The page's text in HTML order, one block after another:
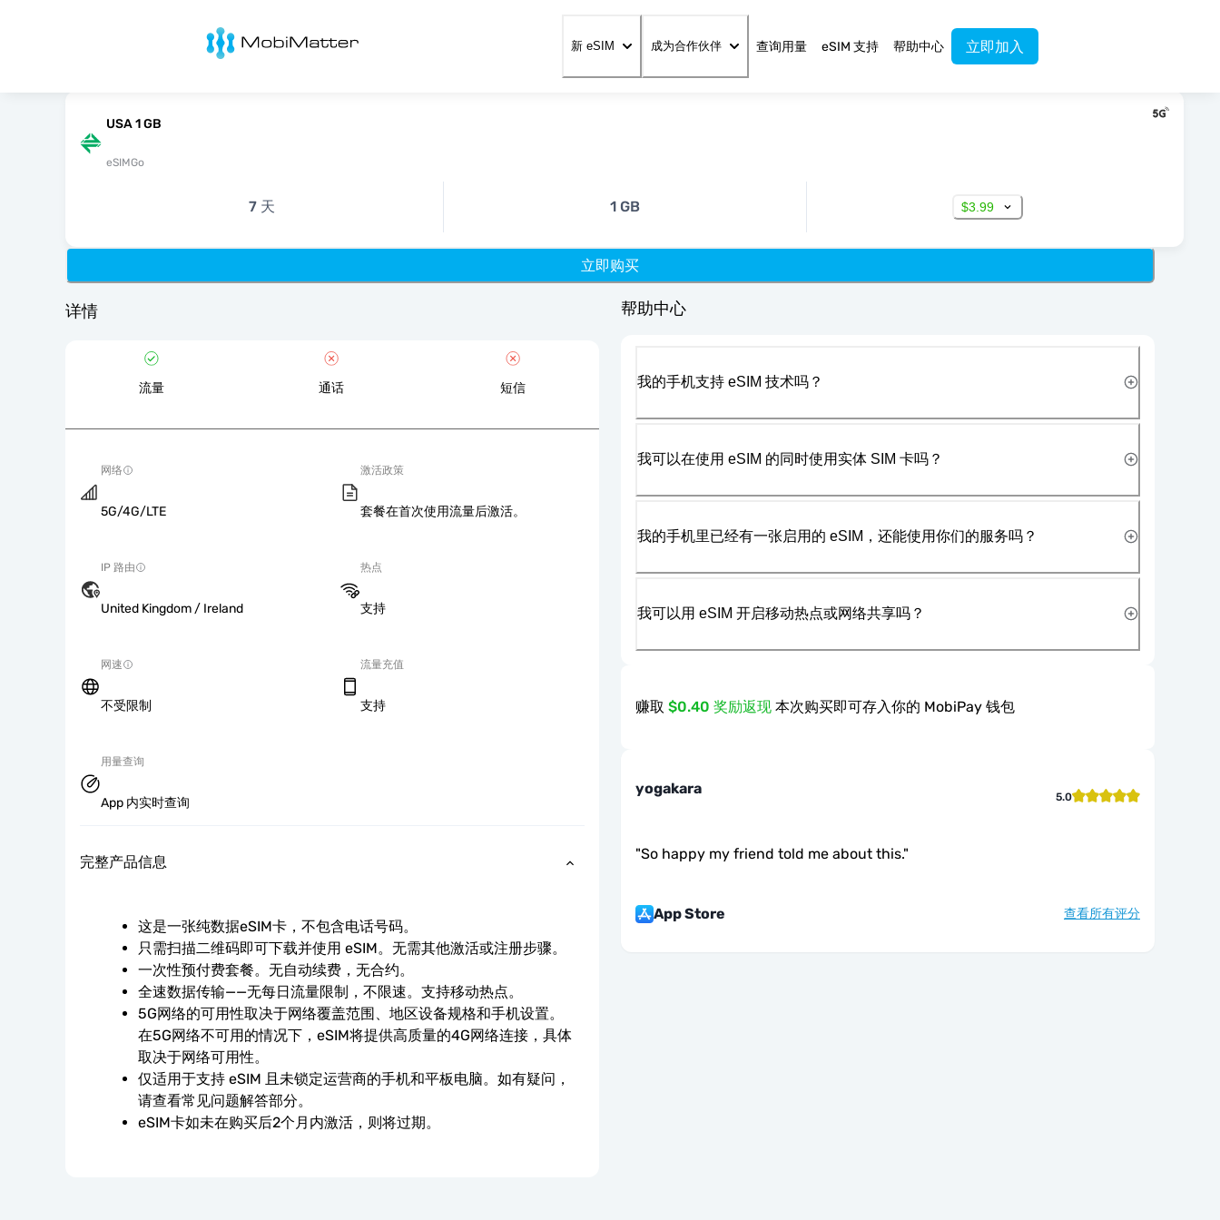
MobiMatter
新 eSIM 成为合作伙伴 查询用量 eSIM 支持 帮助中心 立即加入
USA 1 GB
eSIMGo
7 天 1 GB $3.99
立即购买
详情
流量 通话 短信
网络
5G/4G/LTE
激活政策
套餐在首次使用流量后激活。
IP 路由
United Kingdom / Ireland
热点
支持
网速
不受限制
流量充值
支持
用量查询
App 内实时查询
完整产品信息
这是一张纯数据eSIM卡，不包含电话号码。
只需扫描二维码即可下载并使用 eSIM。无需其他激活或注册步骤。
一次性预付费套餐。无自动续费，无合约。
全速数据传输——无每日流量限制，不限速。支持移动热点。
5G网络的可用性取决于网络覆盖范围、地区设备规格和手机设置。
在5G网络不可用的情况下，eSIM将提供高质量的4G网络连接，具体
取决于网络可用性。
仅适用于支持 eSIM 且未锁定运营商的手机和平板电脑。如有疑问，
请查看常见问题解答部分。
eSIM卡如未在购买后2个月内激活，则将过期。
帮助中心
我的手机支持 eSIM 技术吗？
我可以在使用 eSIM 的同时使用实体 SIM 卡吗？
我的手机里已经有一张启用的 eSIM，还能使用你们的服务吗？
我可以用 eSIM 开启移动热点或网络共享吗？
赚取 $0.40 奖励返现 本次购买即可存入你的 MobiPay 钱包
yogakara 5.0
"So happy my friend told me about this."
App Store 查看所有评分